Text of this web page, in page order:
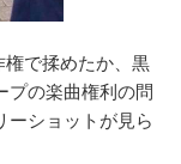
権で揉めたか、黒
プの楽曲権利の問
ショットが見ら